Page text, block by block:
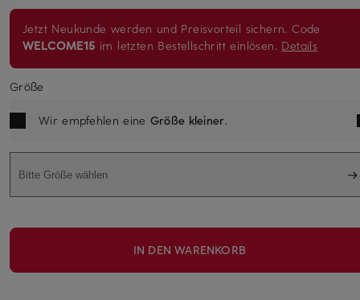
Jetzt Neukunde werden und Preisvorteil sichern. Code
WELCOME15 im letzten Bestellschritt einlösen. Details
Größe
Wir empfehlen eine Größe kleiner.
Bitte Größe wählen
IN DEN WARENKORB